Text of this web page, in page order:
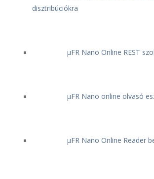
disztribúciókra
μFR Nano Online REST
μFR Nano online olvasó
μFR Nano Online Reader